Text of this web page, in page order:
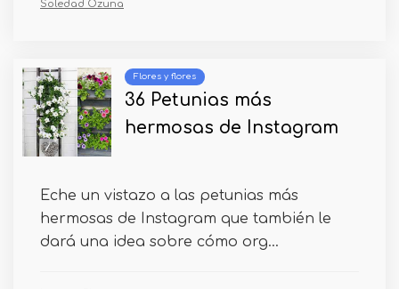
Soledad Ozuna
Flores y flores
36 Petunias más
hermosas de Instagram
Eche un vistazo a las petunias más
hermosas de Instagram que también le
dará una idea sobre cómo org...